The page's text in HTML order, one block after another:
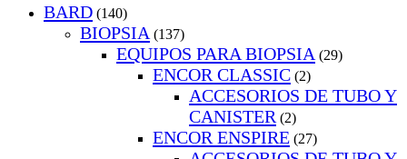
BARD (140)
BIOPSIA (137)
EQUIPOS PARA BIOPSIA (29)
ENCOR CLASSIC (2)
ACCESORIOS DE TUBO Y
CANISTER (2)
ENCOR ENSPIRE (27)